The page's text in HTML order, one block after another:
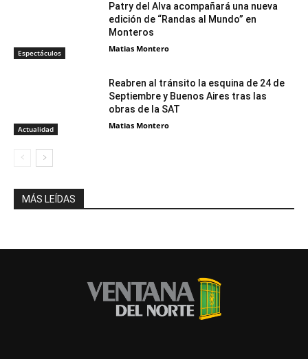
Espectáculos
Patry del Alva acompañará una nueva
edición de “Randas al Mundo” en
Monteros
Matias Montero
Actualidad
Reabren al tránsito la esquina de 24 de
Septiembre y Buenos Aires tras las
obras de la SAT
Matias Montero
MÁS LEÍDAS